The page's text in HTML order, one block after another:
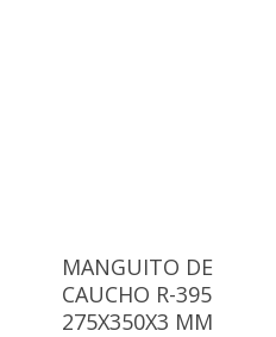
MANGUITO DE
CAUCHO R-395
275X350X3 MM